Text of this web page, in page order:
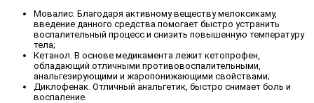
Мовалис. Благодаря активному веществу мелоксикаму,
введение данного средства помогает быстро устранить
воспалительный процесс и снизить повышенную температуру
тела;
Кетанол. В основе медикамента лежит кетопрофен,
обладающий отличными противовоспалительными,
анальгезирующими и жаропонижающими свойствами;
Диклофенак. Отличный анальгетик, быстро снимает боль и
воспаление.